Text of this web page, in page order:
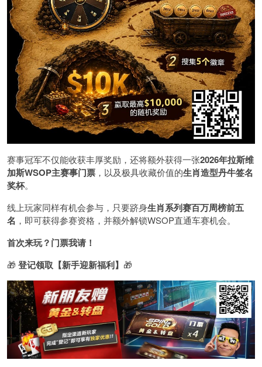
赛事冠军不仅能收获丰厚奖励，还将额外获得一张2026年拉斯维
加斯WSOP主赛事门票 ，以及极具收藏价值的生肖造型丹牛签名
奖杯。
线上玩家同样有机会参与，只要跻身生肖系列赛百万周榜前五
名 ，即可获得参赛资格，并额外解锁WSOP直通车赛机会。
首次来玩？门票我请！
🎁 登记领取【新手迎新福利】 🎁